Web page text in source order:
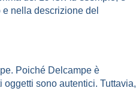
nella descrizione del
Poiché Delcampe è
sono autentici. Tuttavia,